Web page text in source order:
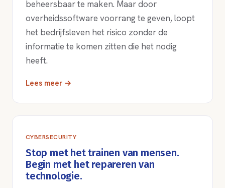
beheersbaar te maken. Maar door
overheidssoftware voorrang te geven, loopt
het bedrijfsleven het risico zonder de
informatie te komen zitten die het nodig
heeft.
Lees meer →
CYBERSECURITY
Stop met het trainen van mensen.
Begin met het repareren van
technologie.